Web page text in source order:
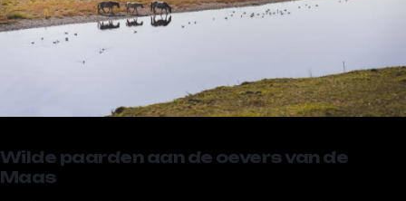
Wilde paarden aan de oevers van de
Maas